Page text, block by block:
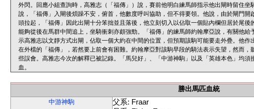
外閃。回應小組查詢時，高雅志（「福傳」）說，賽前他明白練馬師指示他出閘時留住
說，「福傳」入閘後煩躁不安，俯首，他數度呼叫協助，但不得要領。他說，由於閘門
頭拉起，「福傳」因此出閘十分笨拙並且落後，他立刻切入以佔取一個貼內欄但居於尾
能夠從後在馬群中間追上，坐騎衝刺亦頗強勁。「福傳」的練馬師約翰摩亞說，有關他
示高雅志以文靜方式出閘，佔取一個大約在中間的位置，但預期該駒可能要走外疊。他
在外檔的「福傳」，若然要上前會有困難。約翰摩亞對該駒早段的騎法表示失望，然而
些誤會。高雅志今次的解釋已被記錄。「馬兒好」、「中游神駒」以及「英雄本色」均
血。
勝出馬匹血統
中游神駒
父系: Fraar